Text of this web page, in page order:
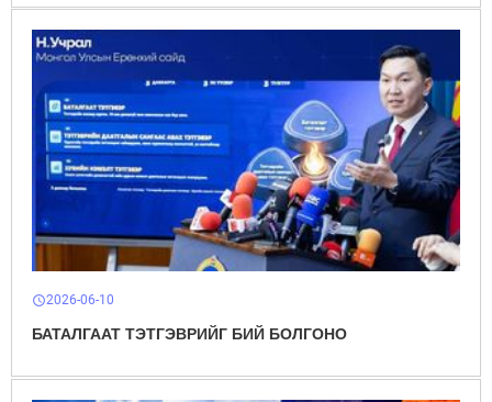
schedule2026-06-10
БАТАЛГААТ ТЭТГЭВРИЙГ БИЙ БОЛГОНО